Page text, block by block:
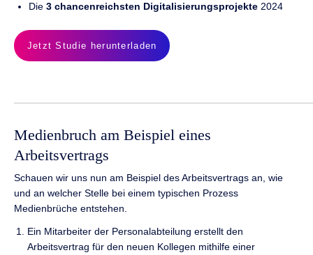
Die 3 chancenreichsten Digitalisierungsprojekte2024
Jetzt Studie herunterladen
Medienbruch am Beispiel eines
Arbeitsvertrags
Schauen wir uns nun am Beispiel des Arbeitsvertrags an, wie
und an welcher Stelle bei einem typischen Prozess
Medienbrüche entstehen.
Ein Mitarbeiter der Personalabteilung erstellt den
Arbeitsvertrag für den neuen Kollegen mithilfe einer